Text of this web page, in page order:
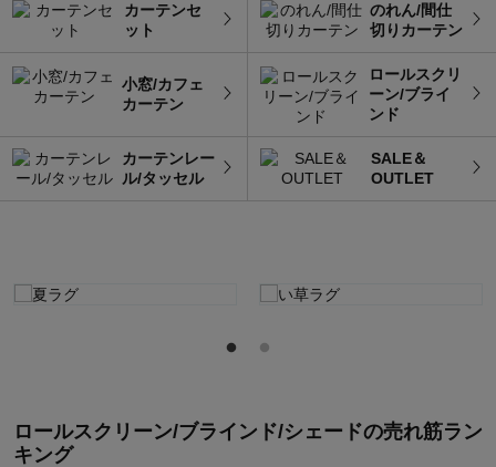
カーテンセ
ット
のれん/間仕
切りカーテン
小窓/カフェ
カーテン
ロールスクリ
ーン/ブライ
ンド
カーテンレー
ル/タッセル
SALE＆
OUTLET
ロールスクリーン/ブラインド/シェードの売れ筋ラン
キング